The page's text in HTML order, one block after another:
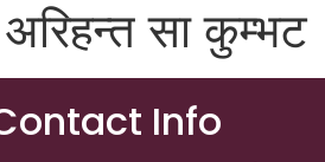
सा कुम्भट
Info